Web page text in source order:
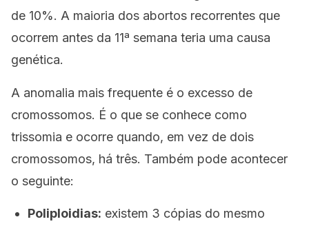
de 10%. A maioria dos abortos recorrentes que
ocorrem antes da 11ª semana teria uma causa
genética.
A anomalia mais frequente é o excesso de
cromossomos. É o que se conhece como
trissomia e ocorre quando, em vez de dois
cromossomos, há três. Também pode acontecer
o seguinte:
Poliploidias: existem 3 cópias do mesmo